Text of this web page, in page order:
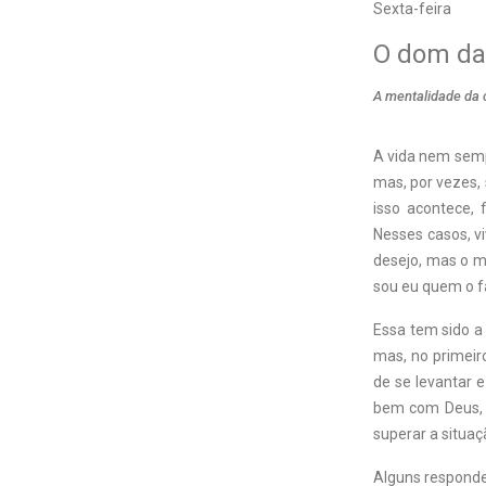
Sexta-feira
O dom
A mentalidade da
A vida nem
mas, por
isso acontece,
Nesses casos,
desejo, mas o
sou eu quem o
Essa tem sido
mas, no
de se levantar
bem com
superar a
Alguns